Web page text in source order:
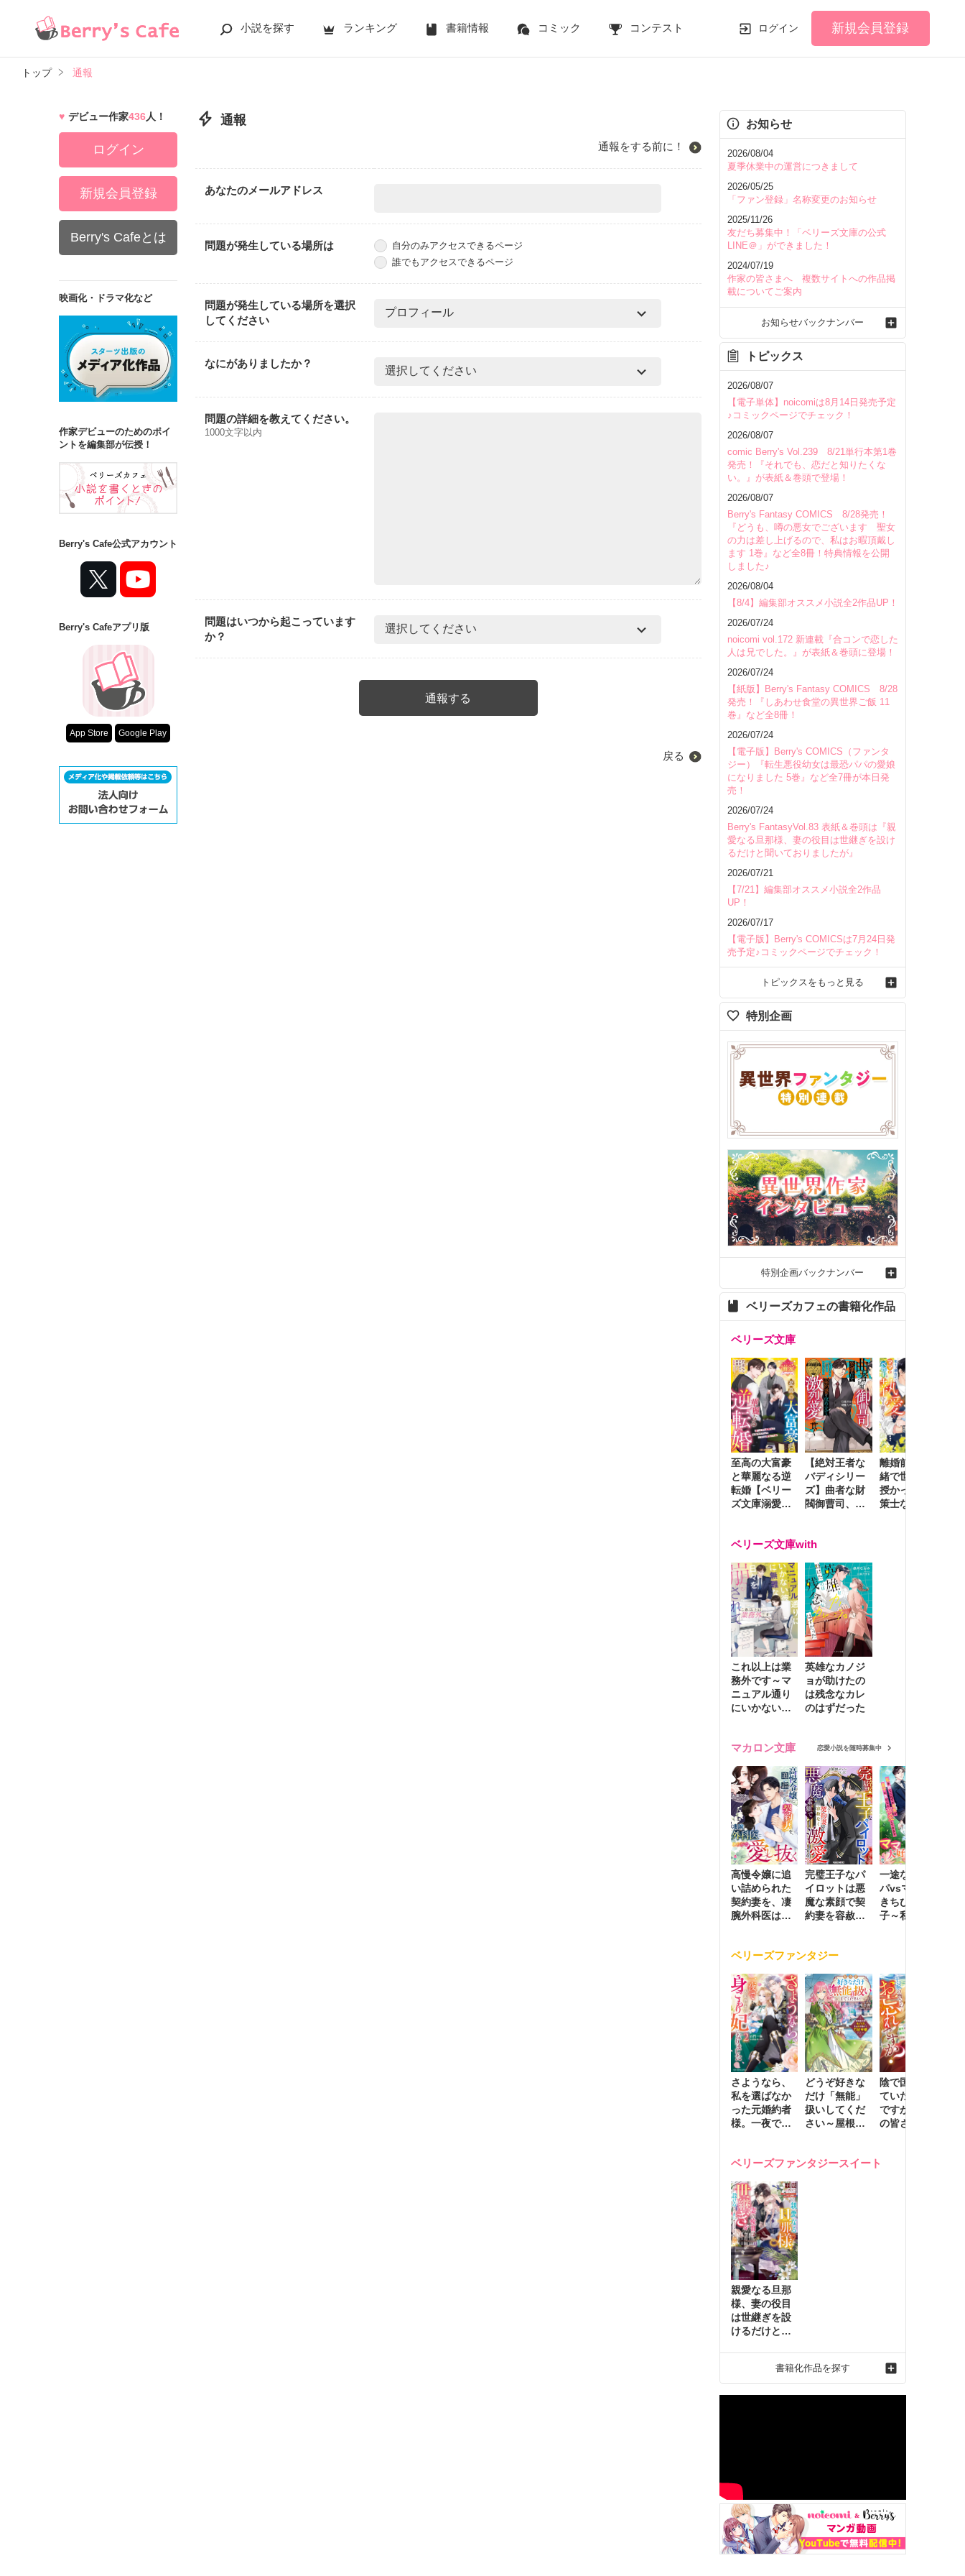
小説を探す ランキング 書籍情報 コミック コンテスト ログイン 新規会員登録
トップ 通報
通報
通報をする前に！
あなたのメールアドレス
問題が発生している場所は
自分のみアクセスできるページ
誰でもアクセスできるページ
問題が発生している場所を選択
してください
なにがありましたか？
問題の詳細を教えてください。
1000文字以内
問題はいつから起こっています
か？
戻る
デビュー作家436人！
ログイン
新規会員登録
Berry's Cafeとは
映画化・ドラマ化など
作家デビューのためのポイ
ントを編集部が伝授！
Berry's Cafe公式アカウント
Berry's Cafeアプリ版
App Store Google Play
お知らせ
2026/08/04
夏季休業中の運営につきまして
2026/05/25
「ファン登録」名称変更のお知らせ
2025/11/26
友だち募集中！「ベリーズ文庫の公式
LINE＠」ができました！
2024/07/19
作家の皆さまへ 複数サイトへの作品掲
載についてご案内
お知らせバックナンバー
トピックス
2026/08/07
【電子単体】noicomiは8月14日発売予定
♪コミックページでチェック！
2026/08/07
comic Berry's Vol.239 8/21単行本第1巻
発売！『それでも、恋だと知りたくな
い。』が表紙＆巻頭で登場！
2026/08/07
Berry's Fantasy COMICS 8/28発売！
『どうも、噂の悪女でございます 聖女
の力は差し上げるので、私はお暇頂戴し
ます 1巻』など全8冊！特典情報を公開
しました♪
2026/08/04
【8/4】編集部オススメ小説全2作品UP！
2026/07/24
noicomi vol.172 新連載『合コンで恋した
人は兄でした。』が表紙＆巻頭に登場！
2026/07/24
【紙版】Berry's Fantasy COMICS 8/28
発売！『しあわせ食堂の異世界ご飯 11
巻』など全8冊！
2026/07/24
【電子版】Berry's COMICS（ファンタ
ジー）『転生悪役幼女は最恐パパの愛娘
になりました 5巻』など全7冊が本日発
売！
2026/07/24
Berry's FantasyVol.83 表紙＆巻頭は『親
愛なる旦那様、妻の役目は世継ぎを設け
るだけと聞いておりましたが』
2026/07/21
【7/21】編集部オススメ小説全2作品
UP！
2026/07/17
【電子版】Berry's COMICSは7月24日発
売予定♪コミックページでチェック！
トピックスをもっと見る
特別企画
特別企画バックナンバー
ベリーズカフェの書籍化作品
ベリーズ文庫
至高の大富豪
と華麗なる逆
転婚【ベリー
ズ文庫溺愛ア
【絶対王者な
バディシリー
ズ】曲者な財
閥御曹司、笑
激烈愛で貫く
離婚前夜に内
緒で世継ぎを
授かったら～
策士な御曹司
ベリーズ文庫with
これ以上は業
務外です～マ
ニュアル通り
にいかない彼
英雄なカノジ
ョが助けたの
は残念なカレ
のはずだった
マカロン文庫 恋愛小説を随時募集中
高慢令嬢に追
い詰められた
契約妻を、凄
腕外科医はこ
完璧王子なパ
イロットは悪
魔な素顔で契
約妻を容赦な
一途な社長パ
パvsママ大好
きちびっこ息
子～私を捨て
ベリーズファンタジー
さようなら、
私を選ばなか
った元婚約者
様。一夜で大
ました２
どうぞ好きな
だけ「無能」
扱いしてくだ
さい～屋根裏
動かす万能令
陰で国を支え
ていたのは私
ですが、王家
の皆さんお忘
れ才女の辺境
ベリーズファンタジースイート
親愛なる旦那
様、妻の役目
は世継ぎを設
けるだけと聞
れ才女の幸せ
な結婚～2
書籍化作品を探す